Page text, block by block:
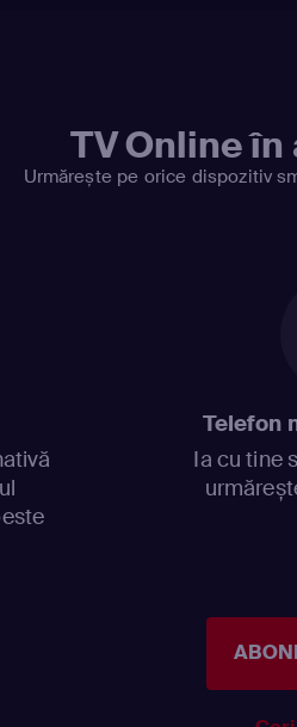
TV Online
Urmărește pe orice dispozitiv
Telefon
Ia cu tine